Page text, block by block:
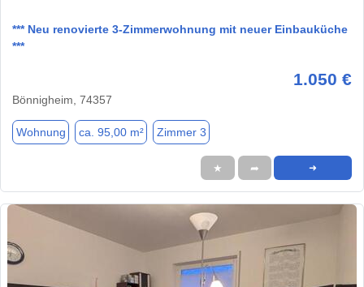
*** Neu renovierte 3-Zimmerwohnung mit neuer Einbauküche
***
1.050 €
Bönnigheim, 74357
Wohnung ca. 95,00 m² Zimmer 3
★ ➦ ➜